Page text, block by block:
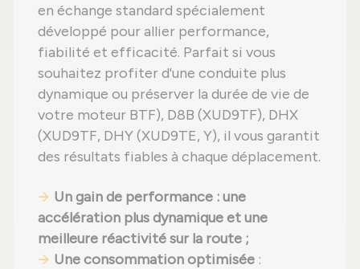
en échange standard spécialement
développé pour allier performance,
fiabilité et efficacité. Parfait si vous
souhaitez profiter d'une conduite plus
dynamique ou préserver la durée de vie de
votre moteur BTF), D8B (XUD9TF), DHX
(XUD9TF, DHY (XUD9TE, Y), il vous garantit
des résultats fiables à chaque déplacement.
Un gain de performance : une
accélération plus dynamique et une
meilleure réactivité sur la route ;
Une consommation optimisée :